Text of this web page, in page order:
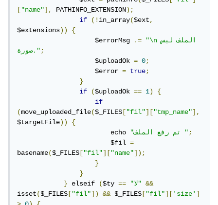
["name"], PATHINFO_EXTENSION);
if
(!in_array($ext,
$extensions))
{
                    $errorMsg
.=
"\nالملف ليس
صورة.";
                    $uploadOk
= 0;
                    $error
= true;
}
if
($uploadOk == 1)
{
if
(move_uploaded_file($_FILES["fil"]["tmp_name"],
$targetFile))
{
                        echo
"تم رفع الملف ";
                        $fil
=
basename($_FILES["fil"]["name"]);
}
}
}
elseif ($ty == "لا"
&&
isset($_FILES["fil"]) && $_FILES["fil"]['size']